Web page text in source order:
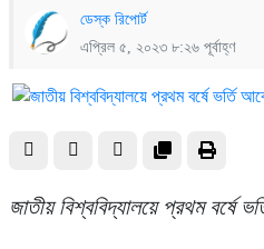
ডেস্ক রিপোর্ট
এপ্রিল ৫, ২০২৩ ৮:২৬ পূর্বাহ্ণ
জাতীয় বিশ্ববিদ্যালয়ে প্রথম